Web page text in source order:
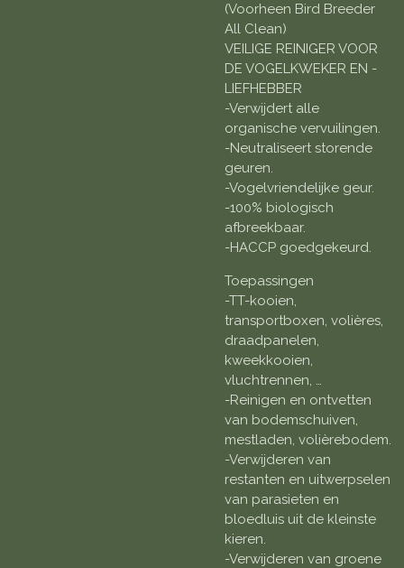
(Voorheen Bird Breeder
All Clean)
VEILIGE REINIGER VOOR
DE VOGELKWEKER EN -
LIEFHEBBER
-Verwijdert alle
organische vervuilingen.
-Neutraliseert storende
geuren.
-Vogelvriendelijke geur.
-100% biologisch
afbreekbaar.
-HACCP goedgekeurd.
Toepassingen
-TT-kooien,
transportboxen, volières,
draadpanelen,
kweekkooien,
vluchtrennen, …
-Reinigen en ontvetten
van bodemschuiven,
mestladen, volièrebodem.
-Verwijderen van
restanten en uitwerpselen
van parasieten en
bloedluis uit de kleinste
kieren.
-Verwijderen van groene